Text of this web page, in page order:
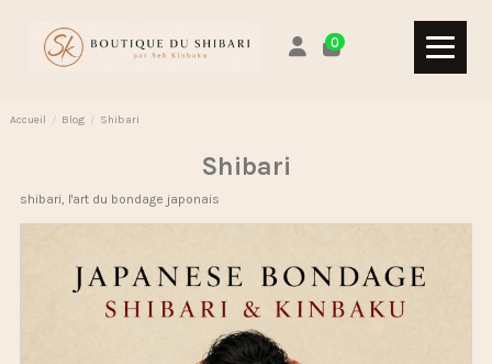
0
Accueil Blog Shibari
Shibari
shibari, l'art du bondage japonais